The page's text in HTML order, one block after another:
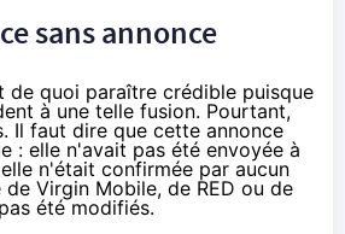
sans annonce
de quoi paraître crédible puisque
à une telle fusion. Pourtant,
Il faut dire que cette annonce
: elle n'avait pas été envoyée à
n'était confirmée par aucun
de Virgin Mobile, de RED ou de
été modifiés.